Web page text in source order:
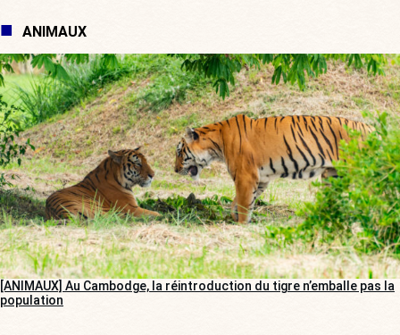
ANIMAUX
[ANIMAUX] Au Cambodge, la réintroduction du tigre n’emballe pas la
population